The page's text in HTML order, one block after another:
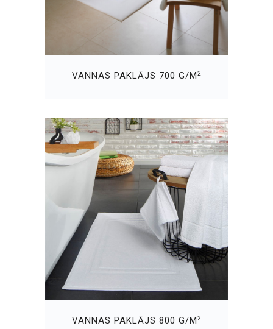
VANNAS PAKLĀJS 700 G/M2
VANNAS PAKLĀJS 800 G/M2